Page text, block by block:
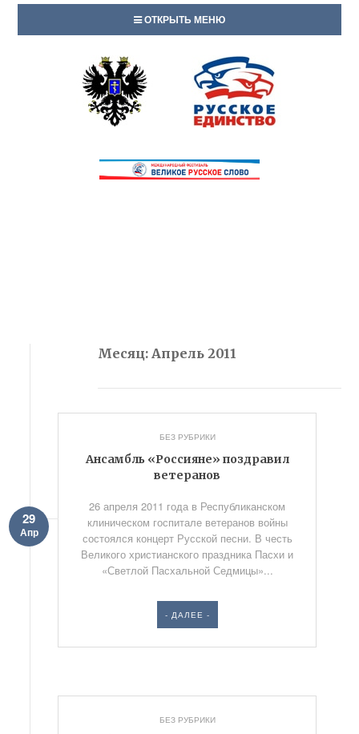
ОТКРЫТЬ МЕНЮ
Месяц:Апрель 2011
БЕЗ РУБРИКИ
Ансамбль «Россияне» поздравил
ветеранов
29
Апр
26 апреля 2011 года в Республиканском
клиническом госпитале ветеранов войны
состоялся концерт Русской песни. В честь
Великого христианского праздника Пасхи и
«Светлой Пасхальной Седмицы»...
- ДАЛЕЕ -
БЕЗ РУБРИКИ